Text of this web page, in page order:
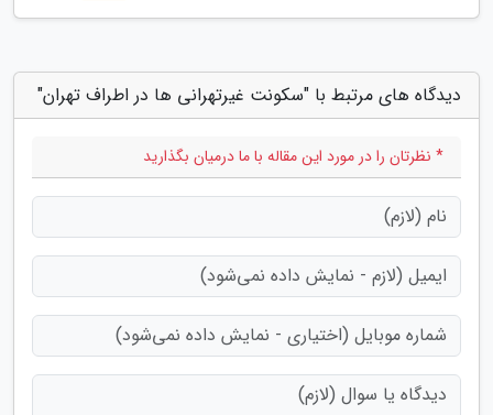
دیدگاه های مرتبط با "سکونت غیرتهرانی ها در اطراف تهران"
* نظرتان را در مورد این مقاله با ما درمیان بگذارید